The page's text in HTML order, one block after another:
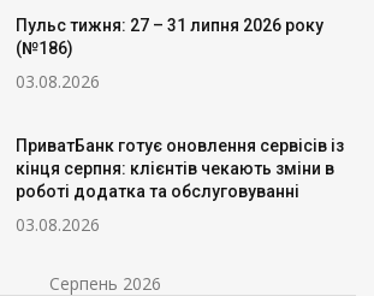
Пульс тижня: 27 – 31 липня 2026 року
(№186)
03.08.2026
ПриватБанк готує оновлення сервісів із
кінця серпня: клієнтів чекають зміни в
роботі додатка та обслуговуванні
03.08.2026
Серпень 2026